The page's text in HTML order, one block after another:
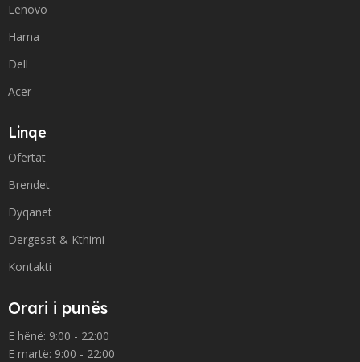
Lenovo
Hama
Dell
Acer
Linqe
Ofertat
Brendet
Dyqanet
Dergesat & Kthimi
Kontakti
Orari i punës
E hënë: 9:00 - 22:00
E martë: 9:00 - 22:00